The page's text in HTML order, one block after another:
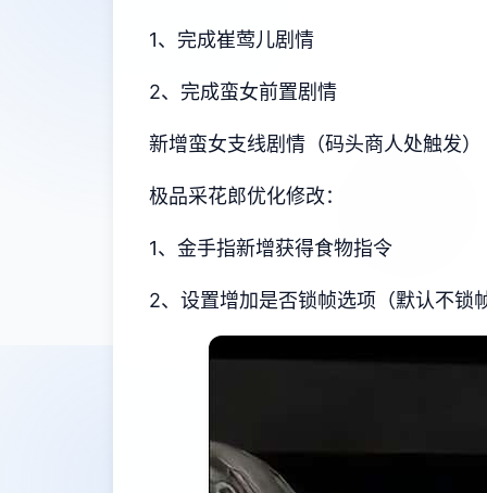
1、完成崔莺儿剧情
2、完成蛮女前置剧情
新增蛮女支线剧情（码头商人处触发）
极品采花郎优化修改：
1、金手指新增获得食物指令
2、设置增加是否锁帧选项（默认不锁